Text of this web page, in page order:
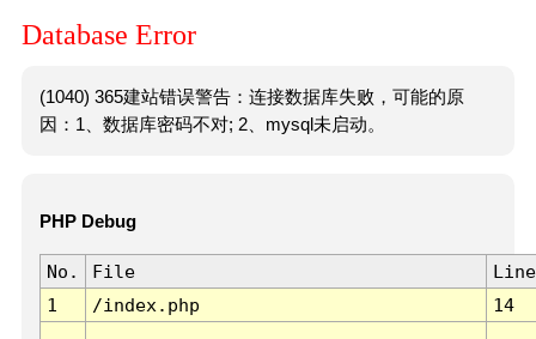
Database Error
(1040) 365建站错误警告：连接数据库失败，可能的原
因：1、数据库密码不对; 2、mysql未启动。
PHP Debug
No. File
Line
1
/index.php 14